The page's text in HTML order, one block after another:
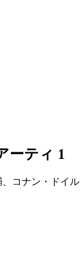
ーティ 1
コナン・ドイル